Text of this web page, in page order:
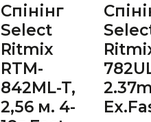
Спінінг
Select
Ritmix
RTM-
842ML-T,
2,56 м. 4-